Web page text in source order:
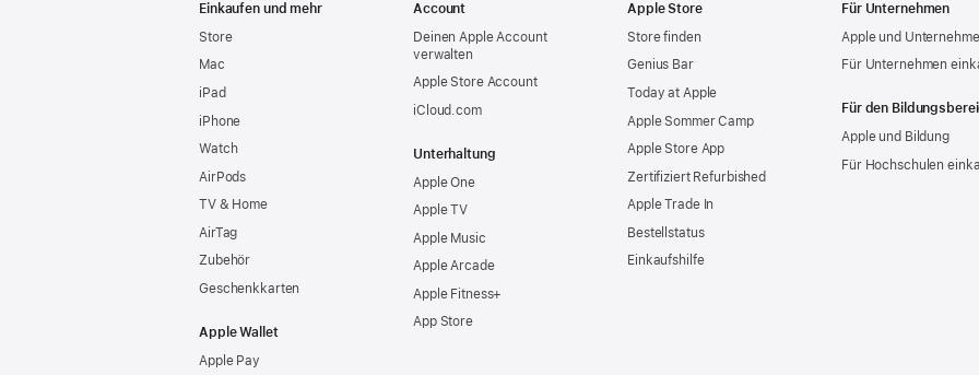
Einkaufen und mehr
Store
Mac
iPad
iPhone
Watch
AirPods
TV & Home
AirTag
Zubehör
Geschenkkarten
Apple Wallet
Apple Pay
Account
Deinen Apple Account
verwalten
Apple Store Account
iCloud.com
Unterhaltung
Apple One
Apple TV
Apple Music
Apple Arcade
Apple Fitness+
App Store
Apple Store
Store finden
Genius Bar
Today at Apple
Apple Sommer Camp
Apple Store App
Zertifiziert Refurbished
Apple Trade In
Bestellstatus
Einkaufshilfe
Für Unternehmen
Apple und
Für Unternehmen
Für den
Apple und Bildung
Für Hochschulen